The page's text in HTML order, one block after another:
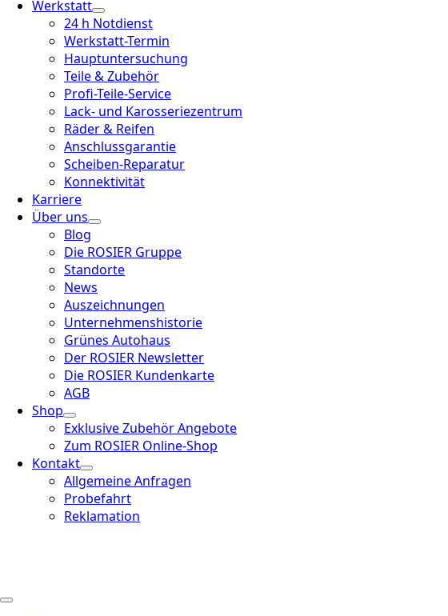
Werkstatt
24 h Notdienst
Werkstatt-Termin
Hauptuntersuchung
Teile & Zubehör
Profi-Teile-Service
Lack- und Karosseriezentrum
Räder & Reifen
Anschlussgarantie
Scheiben-Reparatur
Konnektivität
Karriere
Über uns
Blog
Die ROSIER Gruppe
Standorte
News
Auszeichnungen
Unternehmenshistorie
Grünes Autohaus
Der ROSIER Newsletter
Die ROSIER Kundenkarte
AGB
Shop
Exklusive Zubehör Angebote
Zum ROSIER Online-Shop
Kontakt
Allgemeine Anfragen
Probefahrt
Reklamation